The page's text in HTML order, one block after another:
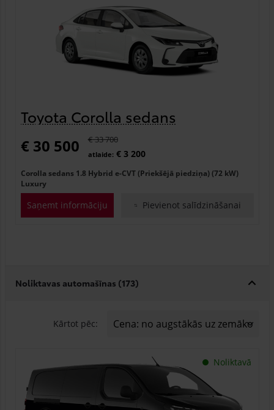
Toyota Corolla sedans
€ 30 500 € 33 700
atlaide: € 3 200
Corolla sedans 1.8 Hybrid e-CVT (Priekšējā piedziņa) (72 kW)
Luxury
Saņemt informāciju Pievienot salīdzināšanai
Noliktavas automašīnas (173)
Kārtot pēc:
Noliktavā